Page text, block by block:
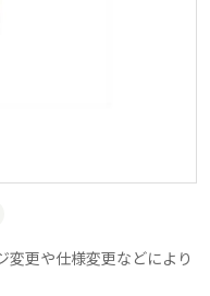
変更や仕様変更などにより